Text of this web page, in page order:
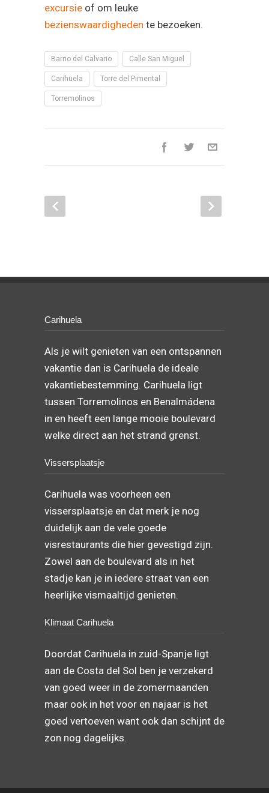
excursie of om leuke
bezienswaardigheden te bezoeken.
Barrio del Calvario Calle San Miguel
Carihuela Torre del Pimental
Torremolinos
Carihuela
Als je wilt genieten van een ontspannen
vakantie dan is Carihuela de ideale
vakantiebestemming. Carihuela ligt
tussen Torremolinos en Benalmádena
in en heeft een lange mooie boulevard
welke direct aan het strand grenst.
Vissersplaatsje
Carihuela was voorheen een
vissersplaatsje en dat merk je nog
duidelijk aan de vele goede
visrestaurants die hier gevestigd zijn.
Zowel aan de boulevard als in het
stadje kan je in iedere straat van een
heerlijke vismaaltijd genieten.
Klimaat Carihuela
Doordat Carihuela in zuid-Spanje ligt
aan de Costa del Sol ben je verzekerd
van goed weer in de zomermaanden
maar ook in het voor en najaar is het
goed vertoeven want ook dan schijnt de
zon nog dagelijks.